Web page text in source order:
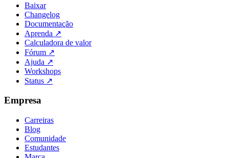
Baixar
Changelog
Documentação
Aprenda ↗
Calculadora de valor
Fórum ↗
Ajuda ↗
Workshops
Status ↗
Empresa
Carreiras
Blog
Comunidade
Estudantes